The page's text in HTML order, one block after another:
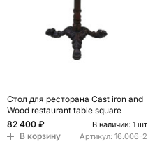
Стол для ресторана Cast iron and
Wood restaurant table square
82 400 ₽
В наличии: 1 шт
В корзину Артикул: 16.006-2